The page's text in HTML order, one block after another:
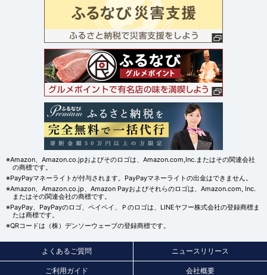
※Amazon、Amazon.co.jpおよびそのロゴは、Amazon.com,Inc.またはその関連会社
の商標です。
※PayPayマネーライトが付与されます。PayPayマネーライトの出金はできません。
※Amazon、Amazon.co.jp、Amazon Payおよびそれらのロゴは、Amazon.com, Inc.
またはその関連会社の商標です。
※PayPay、PayPayのロゴ、ペイペイ、Ｐのロゴは、LINEヤフー株式会社の登録商標ま
たは商標です。
※QRコードは（株）デンソーウェーブの登録商標です。
よくあるご質問 ニュースリリース
ご利用ガイド 会社概要